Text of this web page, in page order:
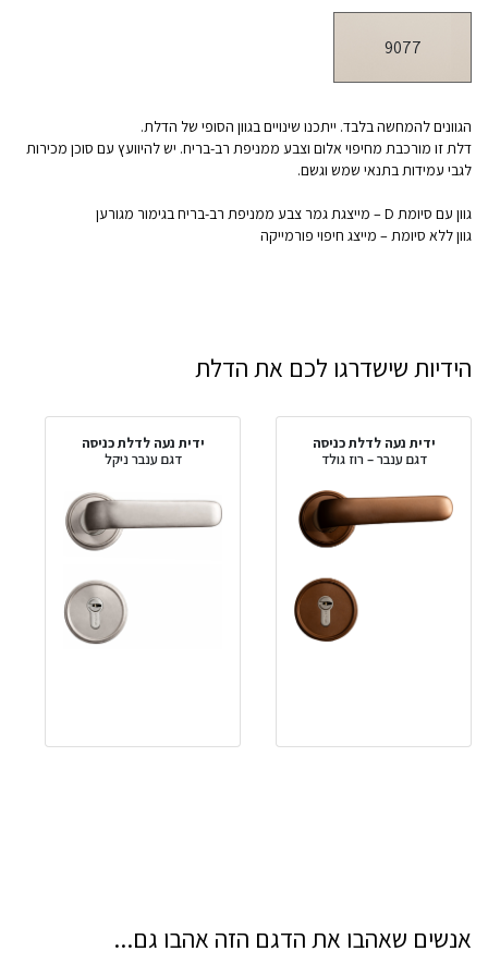
9077
הגוונים להמחשה בלבד. ייתכנו שינויים בגוון הסופי של הדלת.
דלת זו מורכבת מחיפוי אלום וצבע ממניפת רב-בריח. יש להיוועץ עם סוכן מכירות
לגבי עמידות בתנאי שמש וגשם.
גוון עם סיומת D – מייצגת גמר צבע ממניפת רב-בריח בגימור מגורען
גוון ללא סיומת – מייצג חיפוי פורמייקה
הידיות שישדרגו לכם את הדלת
ידית נעה לדלת כניסה
דגם ענבר – רוז גולד
ידית נעה לדלת כניסה
דגם ענבר ניקל
אנשים שאהבו את הדגם הזה אהבו גם...